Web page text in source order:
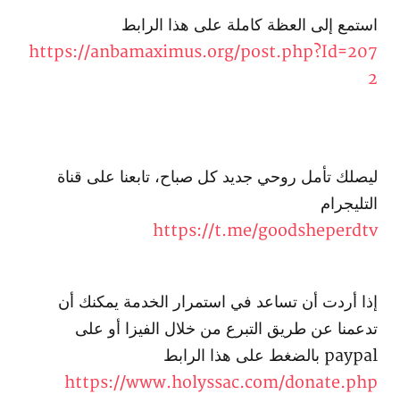
استمع إلى العظة كاملة على هذا الرابط
https://anbamaximus.org/post.php?Id=207
2
ليصلك تأمل روحي جديد كل صباح، تابعنا على قناة
التليجرام
https://t.me/goodsheperdtv
إذا أردت أن تساعد في استمرار الخدمة يمكنك أن
تدعمنا عن طريق التبرع من خلال الفيزا أو على
paypal بالضغط على هذا الرابط
https://www.holyssac.com/donate.php